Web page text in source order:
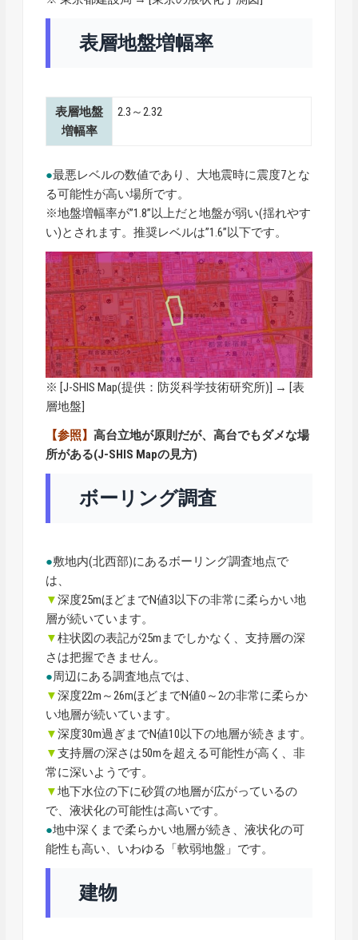
表層地盤増幅率
表層地盤
増幅率
2.3～2.32
●最悪レベルの数値であり、大地震時に震度7とな
る可能性が高い場所です。
※地盤増幅率が”1.8”以上だと地盤が弱い(揺れやす
い)とされます。推奨レベルは”1.6”以下です。
※ [J-SHIS Map(提供：防災科学技術研究所)] → [表
層地盤]
【参照】高台立地が原則だが、高台でもダメな場
所がある(J-SHIS Mapの見方)
ボーリング調査
●敷地内(北西部)にあるボーリング調査地点で
は、
▼深度25mほどまでN値3以下の非常に柔らかい地
層が続いています。
▼柱状図の表記が25mまでしかなく、支持層の深
さは把握できません。
●周辺にある調査地点では、
▼深度22m～26mほどまでN値0～2の非常に柔らか
い地層が続いています。
▼深度30m過ぎまでN値10以下の地層が続きます。
▼支持層の深さは50mを超える可能性が高く、非
常に深いようです。
▼地下水位の下に砂質の地層が広がっているの
で、液状化の可能性は高いです。
●地中深くまで柔らかい地層が続き、液状化の可
能性も高い、いわゆる「軟弱地盤」です。
建物